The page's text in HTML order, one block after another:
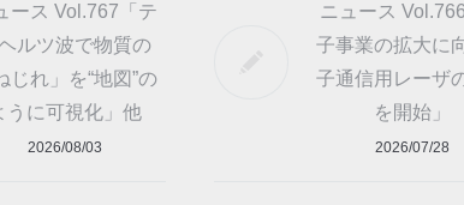
ース Vol.767「テ
ルツ波で物質の
じれ」を“地図”の
うに可視化」他
2026/08/03
ニュース
子事業の拡大に
子通信用レーザ
を開始」
2026/07/28